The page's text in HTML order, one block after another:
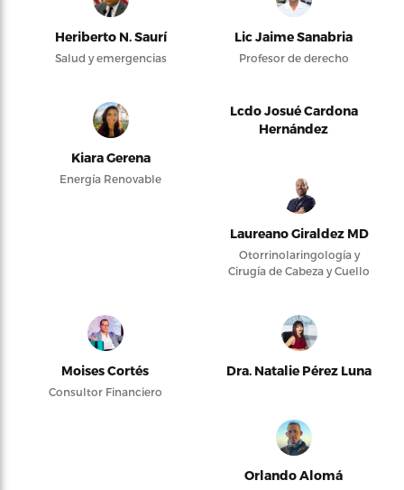
Heriberto N. Saurí
Salud y emergencias
Lic Jaime Sanabria
Profesor de derecho
Kiara Gerena
Energía Renovable
Lcdo Josué Cardona
Hernández
Laureano Giraldez MD
Otorrinolaringología y
Cirugía de Cabeza y Cuello
Moises Cortés
Consultor Financiero
Dra. Natalie Pérez Luna
Orlando Alomá